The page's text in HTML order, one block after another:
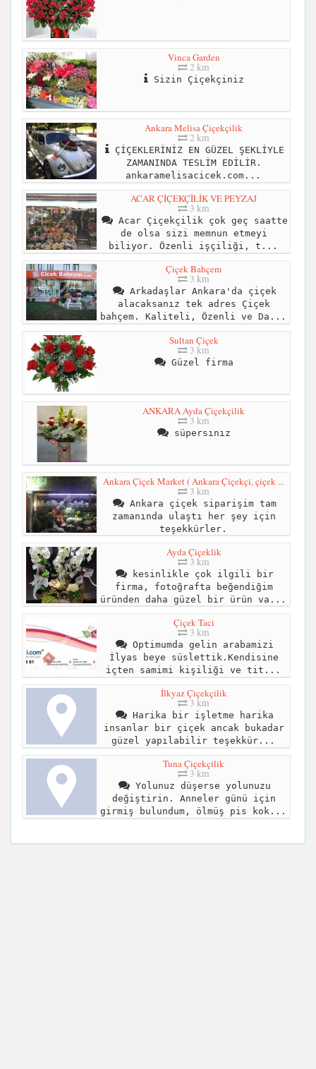
Vinca Garden
2 km
Sizin Çiçekçiniz
Ankara Melisa Çiçekçilik
2 km
ÇİÇEKLERİNİZ EN GÜZEL ŞEKLİYLE
ZAMANINDA TESLİM EDİLİR.
ankaramelisacicek.com...
ACAR ÇİÇEKÇİLİK VE PEYZAJ
3 km
Acar Çiçekçilik çok geç saatte
de olsa sizi memnun etmeyi
biliyor. Özenli işçiliği, t...
Çiçek Bahçem
3 km
Arkadaşlar Ankara'da çiçek
alacaksanız tek adres Çiçek
bahçem. Kaliteli, Özenli ve Da...
Sultan Çiçek
3 km
Güzel firma
ANKARA Ayda Çiçekçilik
3 km
süpersınız
Ankara Çiçek Market ( Ankara Çiçekçi, çiçek ...
3 km
Ankara çiçek siparişim tam
zamanında ulaştı her şey için
teşekkürler.
Ayda Çiçeklik
3 km
kesinlikle çok ilgili bir
firma, fotoğrafta beğendiğim
üründen daha güzel bir ürün va...
Çiçek Taci
3 km
Optimumda gelin arabamizi
İlyas beye süslettik.Kendisine
içten samimi kişiliği ve tit...
İlkyaz Çiçekçilik
3 km
Harika bir işletme harika
insanlar bir çiçek ancak bukadar
güzel yapılabilir teşekkür...
Tuna Çiçekçilik
3 km
Yolunuz düşerse yolunuzu
değiştirin. Anneler günü için
girmiş bulundum, ölmüş pis kok...